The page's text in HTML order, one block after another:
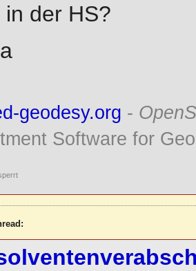
in der HS?
geodesy.org -
Software for